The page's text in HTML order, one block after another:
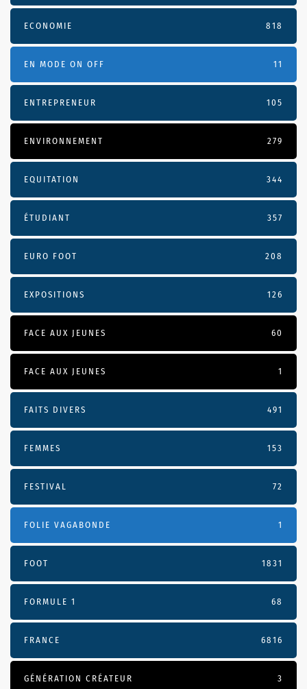
ECONOMIE 818
EN MODE ON OFF 11
ENTREPRENEUR 105
ENVIRONNEMENT 279
EQUITATION 344
ÉTUDIANT 357
EURO FOOT 208
EXPOSITIONS 126
FACE AUX JEUNES 60
FACE AUX JEUNES 1
FAITS DIVERS 491
FEMMES 153
FESTIVAL 72
FOLIE VAGABONDE 1
FOOT 1831
FORMULE 1 68
FRANCE 6816
GÉNÉRATION CRÉATEUR 3